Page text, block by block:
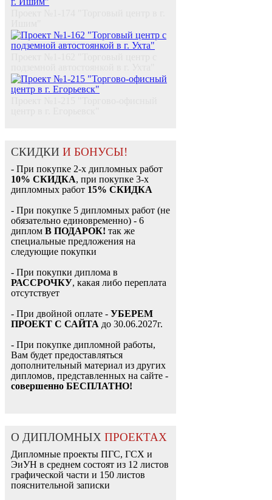
СКИДКИ И БОНУСЫ!
- При покупке 2-х дипломных работ
10% СКИДКА, при покупке 3-х
дипломных работ 15% СКИДКА
- При покупке 5 дипломных работ (не
обязательно единовременно) - 6
диплом В ПОДАРОК! так же
специальные предложения на
следующие покупки
- При покупки диплома в
РАССРОЧКУ, какая либо переплата
отсутствует
- При двойной оплате - УБЕРЕМ
ПРОЕКТ С САЙТА до 30.06.2027г.
- При покупке дипломной работы,
Вам будет предоставляться
дополнительный материал из других
дипломов, представленных на сайте -
совершенно БЕСПЛАТНО!
О ДИПЛОМНЫХ ПРОЕКТАХ
Дипломные проекты ПГС, ГСХ и
ЭиУН в среднем состоят из 12 листов
графической части и 150 листов
пояснительной записки